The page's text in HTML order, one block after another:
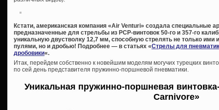
Кстати, американская компания «Air Venturi» создала специальные
предназначенные для стрельбы из PCP-винтовок 50-го и 357-го
уникальную двустволку 12,7 мм, способную стрелять не только ими
пулями, но и дробью! Подробнее — в статьях «Стрелы для
дробовики«.
Итак, перейдем собственно к новейшим моделям могучих турецких
по сей день представителя пружинно-поршневой пневматики.
Уникальная пружинно-поршневая
Carnivore»